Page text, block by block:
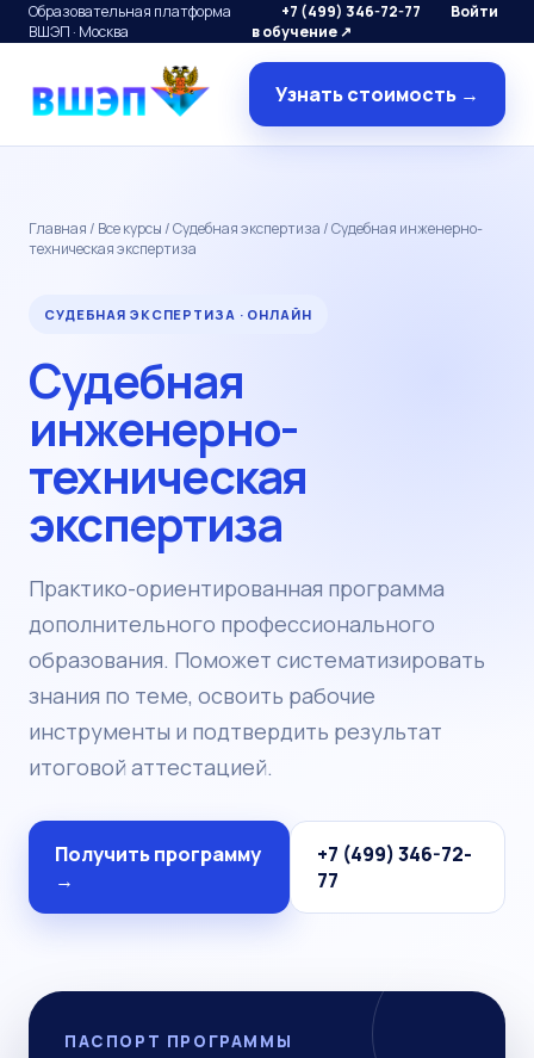
Образовательная платформа
ВШЭП · Москва
+7 (499) 346-72-77
Войти
в обучение ↗
Узнать стоимость →
Главная / Все курсы /Судебная экспертиза / Судебная инженерно-
техническая экспертиза
СУДЕБНАЯ ЭКСПЕРТИЗА · ОНЛАЙН
Судебная
инженерно-
техническая
экспертиза
Практико-ориентированная программа
дополнительного профессионального
образования. Поможет систематизировать
знания по теме, освоить рабочие
инструменты и подтвердить результат
итоговой аттестацией.
Получить программу
→
+7 (499) 346-72-
77
ПАСПОРТ ПРОГРАММЫ